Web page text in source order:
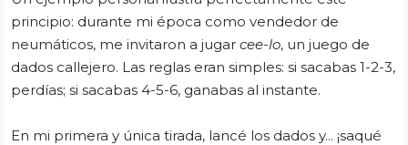
principio: durante mi época como vendedor de
neumáticos, me invitaron a jugar cee-lo, un juego de
dados callejero. Las reglas eran simples: si sacabas 1-2-3,
perdías; si sacabas 4-5-6, ganabas al instante.
En mi primera y única tirada, lancé los dados y... ¡saqué